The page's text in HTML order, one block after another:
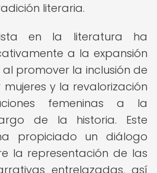
literaria.
en la literatura ha
a la expansión
promover la inclusión de
y la revalorización
femeninas a la
de la historia. Este
propiciado un diálogo
la representación de las
entrelazadas, así